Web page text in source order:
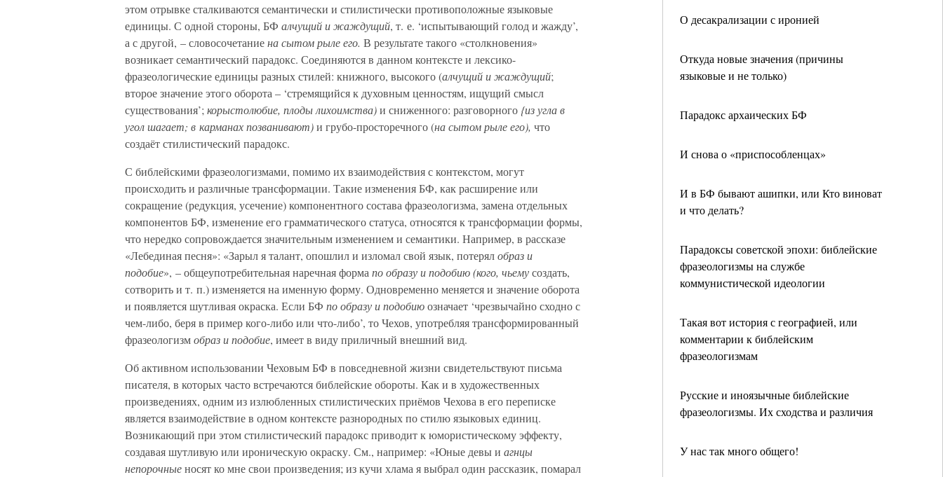
О десакрализации с иронией
Откуда новые значения (причины
языковые и не только)
Парадокс архаических БФ
И снова о «приспособленцах»
И в БФ бывают ашипки, или Кто виноват
и что делать?
Парадоксы советской эпохи: библейские
фразеологизмы на службе
коммунистической идеологии
Такая вот история с географией, или
комментарии к библейским
фразеологизмам
Русские и иноязычные библейские
фразеологизмы. Их сходства и различия
У нас так много общего!
этом отрывке сталкиваются семантически и стилистически противоположные языковые
единицы. С одной стороны, БФ алчущий и жаждущий, т. е. ‘испытывающий голод и жажду’,
а с другой, – словосочетаниена сытом рыле его. В результате такого «столкновения»
возникает семантический парадокс. Соединяются в данном контексте и лексико-
фразеологические единицы разных стилей: книжного, высокого (алчущий и жаждущий;
второе значение этого оборота – ‘стремящийся к духовным ценностям, ищущий смысл
существования’; корыстолюбие, плоды лихоимства)и сниженного: разговорного {из угла в
угол шагает; в карманах позванивают)и грубо-просторечного (на сытом рыле его), что
создаёт стилистический парадокс.
С библейскими фразеологизмами, помимо их взаимодействия с контекстом, могут
происходить и различные трансформации. Такие изменения БФ, как расширение или
сокращение (редукция, усечение) компонентного состава фразеологизма, замена отдельных
компонентов БФ, изменение его грамматического статуса, относятся к трансформации формы,
что нередко сопровождается значительным изменением и семантики. Например, в рассказе
«Лебединая песня»: «Зарыл я талант, опошлил и изломал свой язык, потерялобраз и
подобие», – общеупотребительная наречная форма по образу и подобию (кого, чьемусоздать,
сотворить и т. п.) изменяется на именную форму. Одновременно меняется и значение оборота
и появляется шутливая окраска. Если БФ по образу и подобиюозначает ‘чрезвычайно сходно с
чем-либо, беря в пример кого-либо или что-либо’, то Чехов, употребляя трансформированный
фразеологизмобраз и подобие, имеет в виду приличный внешний вид.
Об активном использовании Чеховым БФ в повседневной жизни свидетельствуют письма
писателя, в которых часто встречаются библейские обороты. Как и в художественных
произведениях, одним из излюбленных стилистических приёмов Чехова в его переписке
является взаимодействие в одном контексте разнородных по стилю языковых единиц.
Возникающий при этом стилистический парадокс приводит к юмористическому эффекту,
создавая шутливую или ироническую окраску. См., например: «Юные девы и агнцы
непорочныеносят ко мне свои произведения; из кучи хлама я выбрал один рассказик, помарал